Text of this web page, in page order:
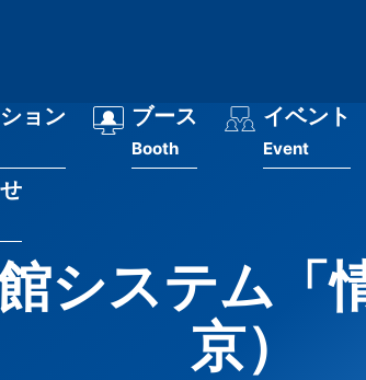
ョン ブース
Booth
イベント
Event
システム「
京）